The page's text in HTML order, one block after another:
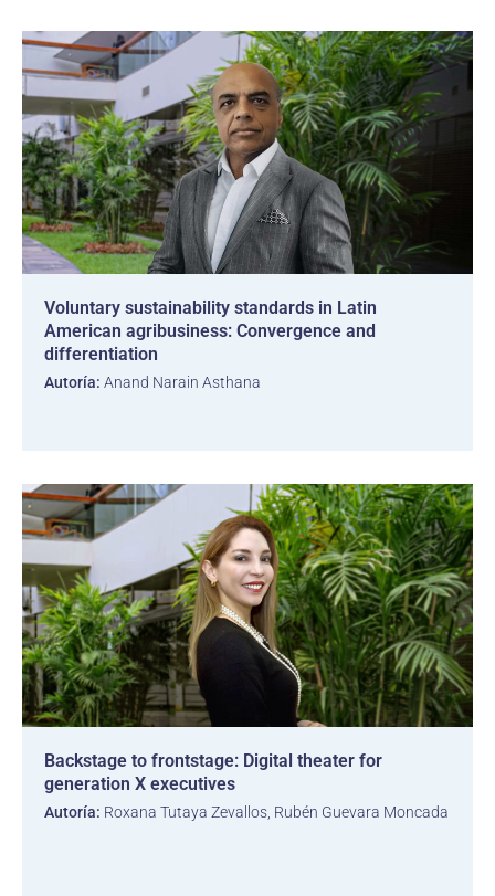
Voluntary sustainability standards in Latin
American agribusiness: Convergence and
differentiation
Autoría: Anand Narain Asthana
Backstage to frontstage: Digital theater for
generation X executives
Autoría: Roxana Tutaya Zevallos, Rubén Guevara Moncada